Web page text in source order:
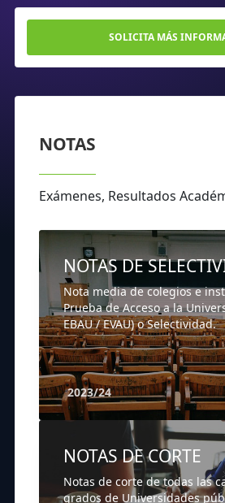
SOLICITA MÁS
NOTAS
Exámenes, Resultados
NOTAS DE
Nota media de colegios e
Prueba de Acceso a la
EBAU / EVAU) o Selectividad.
2023/24
NOTAS DE CORTE
Notas de corte de todas las
grados de Universidades